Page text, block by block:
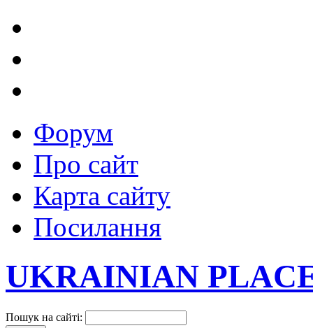
Форум
Про сайт
Карта сайту
Посилання
UKRAINIAN
Пошук на сайті: